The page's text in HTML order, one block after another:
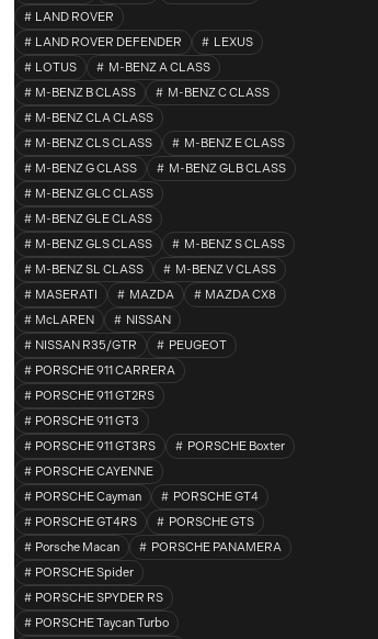
LAND ROVER
LAND ROVER DEFENDER
LEXUS
LOTUS
M-BENZ A CLASS
M-BENZ B CLASS
M-BENZ C CLASS
M-BENZ CLA CLASS
M-BENZ CLS CLASS
M-BENZ E CLASS
M-BENZ G CLASS
M-BENZ GLB CLASS
M-BENZ GLC CLASS
M-BENZ GLE CLASS
M-BENZ GLS CLASS
M-BENZ S CLASS
M-BENZ SL CLASS
M-BENZ V CLASS
MASERATI
MAZDA
MAZDA CX8
McLAREN
NISSAN
NISSAN R35/GTR
PEUGEOT
PORSCHE 911 CARRERA
PORSCHE 911 GT2RS
PORSCHE 911 GT3
PORSCHE 911 GT3RS
PORSCHE Boxter
PORSCHE CAYENNE
PORSCHE Cayman
PORSCHE GT4
PORSCHE GT4RS
PORSCHE GTS
Porsche Macan
PORSCHE PANAMERA
PORSCHE Spider
PORSCHE SPYDER RS
PORSCHE Taycan Turbo